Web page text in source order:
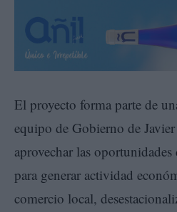
El proyecto forma parte de
equipo de Gobierno de
aprovechar las
para generar actividad
comercio local,